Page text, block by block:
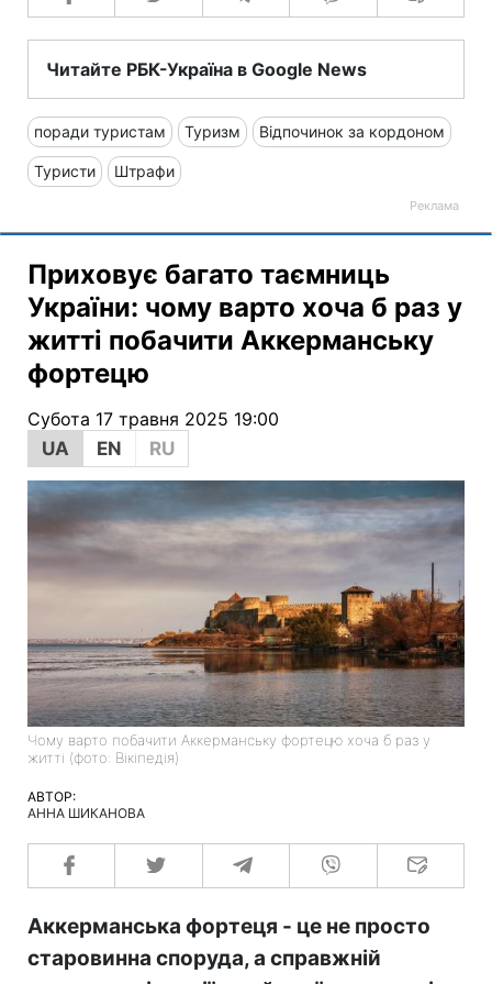
Читайте РБК-Україна в Google News
поради туристам Туризм Відпочинок за кордоном
Туристи Штрафи
Приховує багато таємниць
України: чому варто хоча б раз у
житті побачити Аккерманську
фортецю
Субота 17 травня 2025 19:00
UA
EN RU
Чому варто побачити Аккерманську фортецю хоча б раз у
житті (фото: Вікіпедія)
АВТОР:
АННА ШИКАНОВА
Аккерманська фортеця - це не просто
старовинна споруда, а справжній